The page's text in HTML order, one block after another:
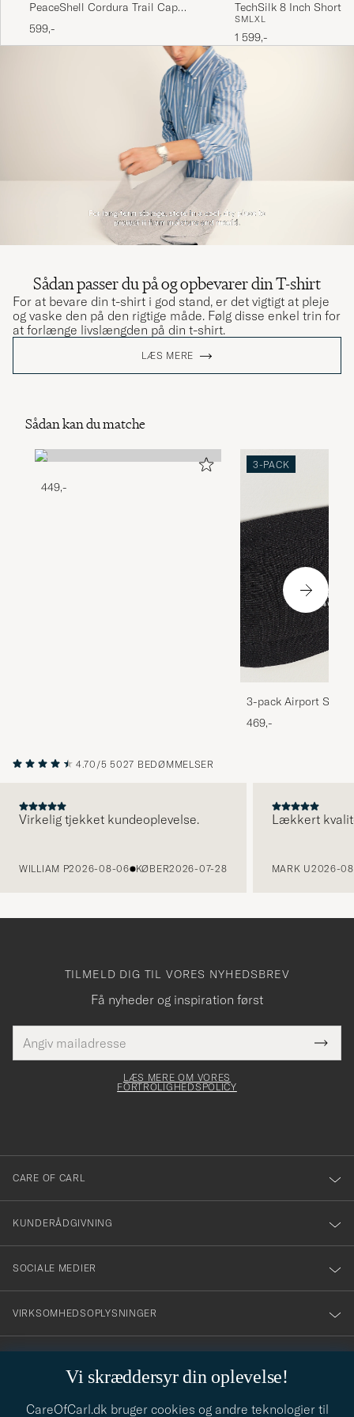
PeaceShell Cordura Trail Cap
Black
599,-
TechSilk 8 Inch Shorts
SMLXL
1 599,-
Sådan passer du på og opbevarer din T-shirt
For at bevare din t-shirt i god stand, er det vigtigt at pleje
og vaske den på den rigtige måde. Følg disse enkel trin for
at forlænge livslængden på din t-shirt.
LÆS MERE
Sådan kan du matche
449,-
3-PACK
3-pack Airport
Melange
469,-
4.70/5 5027 BEDØMMELSER
Virkelig tjekket kundeoplevelse.
WILLIAM P2026-08-06 KØBER2026-07-28
Lækkert
MARK U2026-
Vi skræddersyr din oplevelse!
CareOfCarl.dk bruger cookies og andre teknologier til
TILMELD DIG TIL VORES NYHEDSBREV
Få nyheder og inspiration først
mailadresse
skal
Tack
för
dig
till
vårt
nyhetsbrev!
LÆS MERE OM VORES
FORTROLIGHEDSPOLICY
CARE OF CARL
KUNDERÅDGIVNING
SOCIALE MEDIER
VIRKSOMHEDSOPLYSNINGER
Behøver du hjælp til at finde din stil? Lad os hjælpe dig, vi hjælper